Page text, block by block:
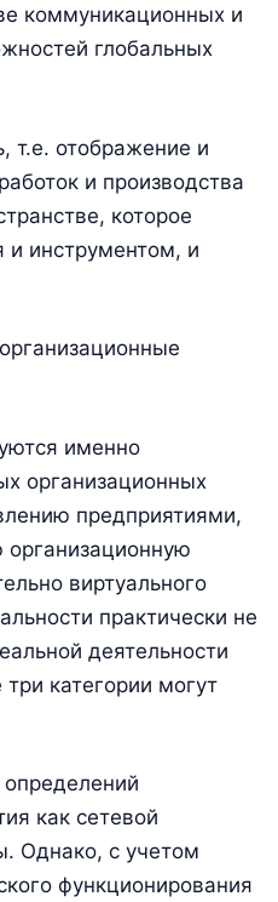
коммуникационных и
глобальных
т.е. отображение и
и производства
которое
и инструментом, и
именно
организационных
предприятиями,
виртуального
практически не
деятельности
категории могут
как сетевой
Однако, с учетом
функционирования